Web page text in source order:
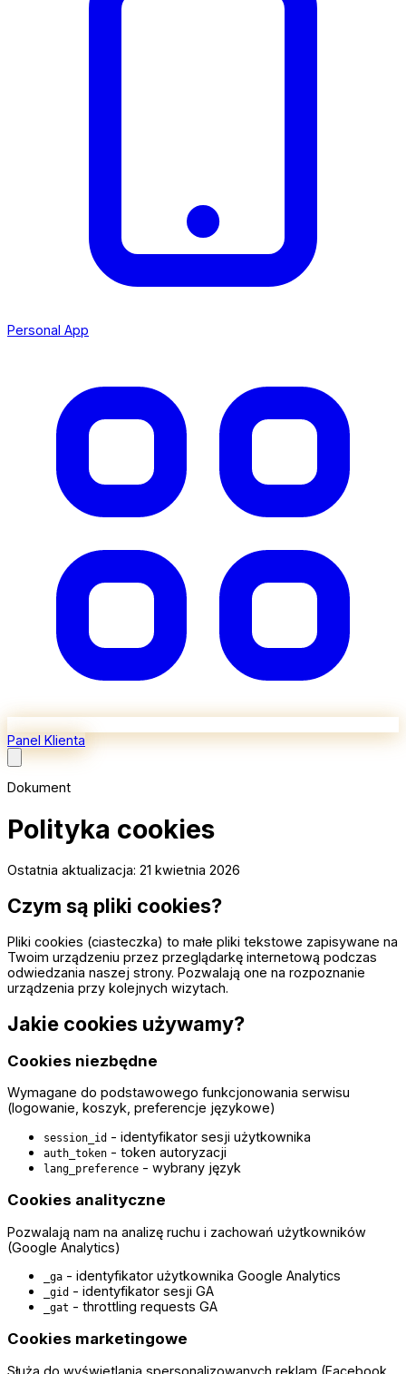
Personal App
Panel Klienta
Dokument
Polityka cookies
Ostatnia aktualizacja: 21 kwietnia 2026
Czym są pliki cookies?
Pliki cookies (ciasteczka) to małe pliki tekstowe zapisywane na
Twoim urządzeniu przez przeglądarkę internetową podczas
odwiedzania naszej strony. Pozwalają one na rozpoznanie
urządzenia przy kolejnych wizytach.
Jakie cookies używamy?
Cookies niezbędne
Wymagane do podstawowego funkcjonowania serwisu
(logowanie, koszyk, preferencje językowe)
session_id - identyfikator sesji użytkownika
auth_token - token autoryzacji
lang_preference - wybrany język
Cookies analityczne
Pozwalają nam na analizę ruchu i zachowań użytkowników
(Google Analytics)
_ga - identyfikator użytkownika Google Analytics
_gid - identyfikator sesji GA
_gat - throttling requests GA
Cookies marketingowe
Służą do wyświetlania spersonalizowanych reklam (Facebook